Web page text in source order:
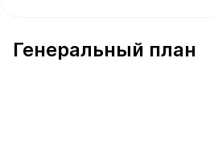
Генеральный план